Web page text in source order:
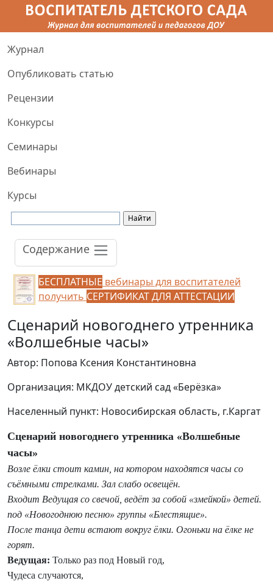
Журнал
Опубликовать статью
Рецензии
Конкурсы
Семинары
Вебинары
Курсы
Содержание
БЕСПЛАТНЫЕ вебинары для воспитателей
получить СЕРТИФИКАТ ДЛЯ АТТЕСТАЦИИ
Сценарий новогоднего утренника
«Волшебные часы»
Автор: Попова Ксения Константиновна
Организация: МКДОУ детский сад «Берёзка»
Населенный пункт: Новосибирская область, г.Каргат
Сценарий новогоднего утренника «Волшебные
часы»
Возле ёлки стоит камин, на котором находятся часы со
съёмными стрелками. Зал слабо освещён.
Входит Ведущая со свечой, ведёт за собой «змейкой» детей.
под «Новогоднюю песню» группы «Блестящие».
После танца дети встают вокруг ёлки. Огоньки на ёлке не
горят.
Ведущая: Только раз под Новый год,
Чудеса случаются,